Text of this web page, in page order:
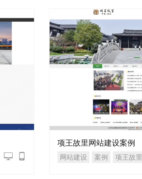
项王故里网站建设案例
网站建设 案例 项王故里